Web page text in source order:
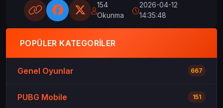
154
Okunma
2026-04-12
14:35:48
POPÜLER KATEGORILER
Genel Oyunlar 667
PUBG Mobile 151